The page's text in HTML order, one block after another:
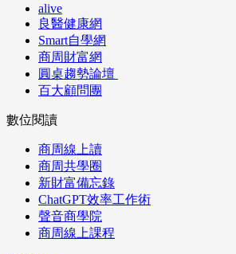
alive
良醫健康網
Smart自學網
商周財富網
圓桌趨勢論壇
百大顧問團
數位閱讀
商周線上讀
商周共學圈
新財富備忘錄
ChatGPT效率工作術
聲音商學院
商周線上課程